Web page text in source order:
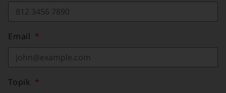
Email
Topik